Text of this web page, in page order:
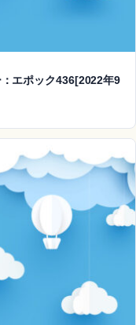
エポック436[2022年9